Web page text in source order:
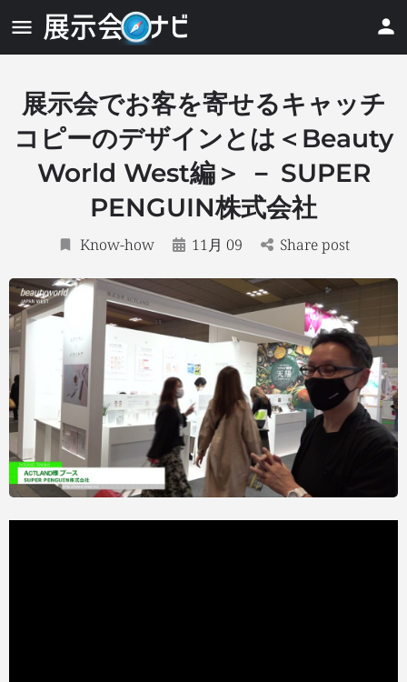
展示会でお客を寄せるキャッチ
コピーのデザインとは＜Beauty
World West編＞ － SUPER
PENGUIN株式会社
Know-how 11月 09 Share post